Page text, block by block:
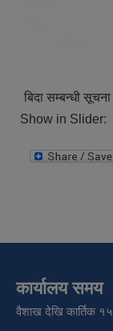
बिदा सम्बन्धी सूचना
Show in Slider:
कार्यालय समय
वैशाख देखि कार्तिक